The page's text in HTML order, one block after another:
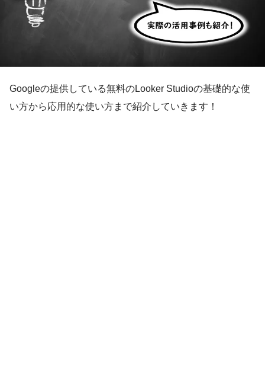
Googleの提供している無料のLooker Studioの基礎的な使
い方から応用的な使い方まで紹介していきます！